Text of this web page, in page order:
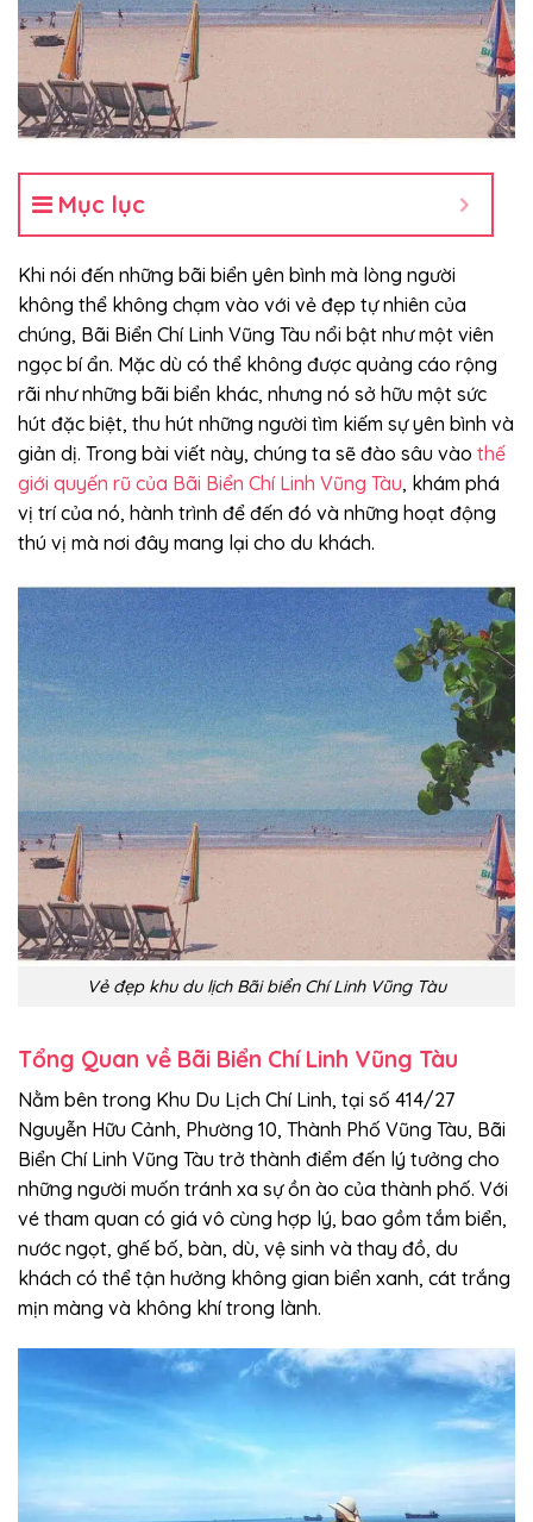
Mục lục
Khi nói đến những bãi biển yên bình mà lòng người
không thể không chạm vào với vẻ đẹp tự nhiên của
chúng, Bãi Biển Chí Linh Vũng Tàu nổi bật như một viên
ngọc bí ẩn. Mặc dù có thể không được quảng cáo rộng
rãi như những bãi biển khác, nhưng nó sở hữu một sức
hút đặc biệt, thu hút những người tìm kiếm sự yên bình và
giản dị. Trong bài viết này, chúng ta sẽ đào sâu vào thế
giới quyến rũ của Bãi Biển Chí Linh Vũng Tàu, khám phá
vị trí của nó, hành trình để đến đó và những hoạt động
thú vị mà nơi đây mang lại cho du khách.
Vẻ đẹp khu du lịch Bãi biển Chí Linh Vũng Tàu
Tổng Quan về Bãi Biển Chí Linh Vũng Tàu
Nằm bên trong Khu Du Lịch Chí Linh, tại số 414/27
Nguyễn Hữu Cảnh, Phường 10, Thành Phố Vũng Tàu, Bãi
Biển Chí Linh Vũng Tàu trở thành điểm đến lý tưởng cho
những người muốn tránh xa sự ồn ào của thành phố. Với
vé tham quan có giá vô cùng hợp lý, bao gồm tắm biển,
nước ngọt, ghế bố, bàn, dù, vệ sinh và thay đồ, du
khách có thể tận hưởng không gian biển xanh, cát trắng
mịn màng và không khí trong lành.